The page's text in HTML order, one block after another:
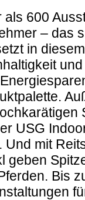
als 600
– das
in
USG
Und mit
geben
Bis